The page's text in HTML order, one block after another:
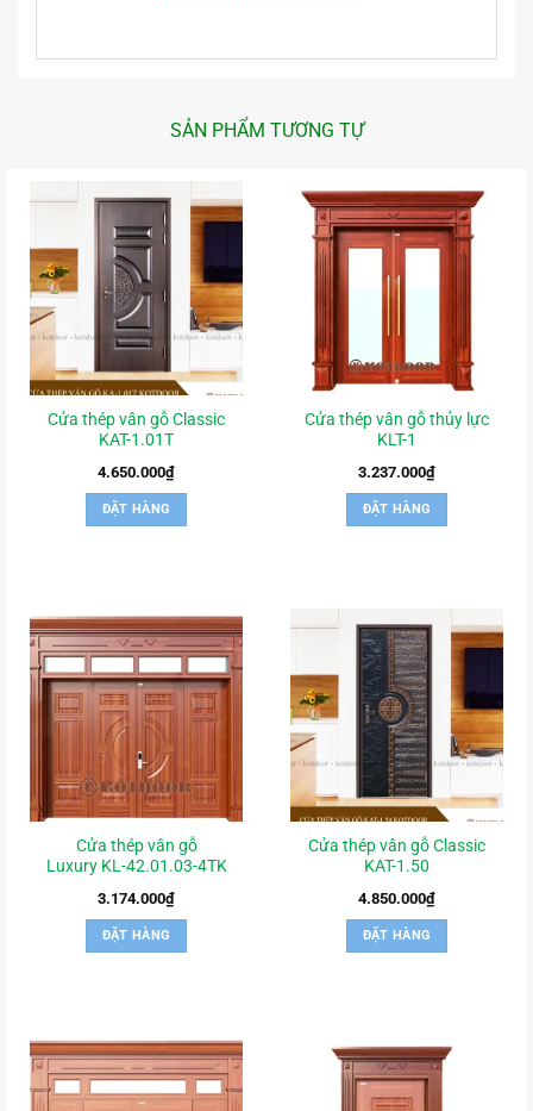
SẢN PHẨM TƯƠNG TỰ
Cửa thép vân gỗ Classic
KAT-1.01T
4.650.000₫
ĐẶT HÀNG
Cửa thép vân gỗ thủy lực
KLT-1
3.237.000₫
ĐẶT HÀNG
Cửa thép vân gỗ
Luxury KL-42.01.03-4TK
3.174.000₫
ĐẶT HÀNG
Cửa thép vân gỗ Classic
KAT-1.50
4.850.000₫
ĐẶT HÀNG